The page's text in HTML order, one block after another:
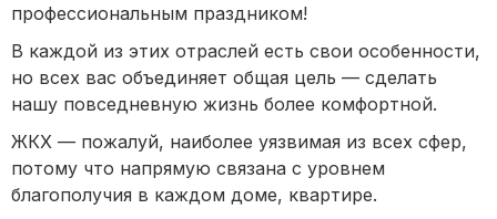
профессиональным праздником!
В каждой из этих отраслей есть свои особенности,
но всех вас объединяет общая цель — сделать
нашу повседневную жизнь более комфортной.
ЖКХ — пожалуй, наиболее уязвимая из всех сфер,
потому что напрямую связана с уровнем
благополучия в каждом доме, квартире.